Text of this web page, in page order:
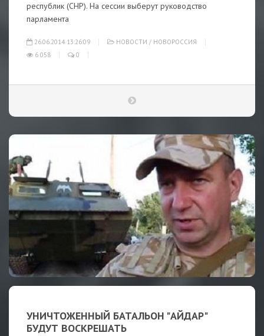
республик (СНР). На сессии выберут руководство
парламента
26.06.2014 13:26:09 НОВОСТИ / НОВОРОССИЯ
6 058
0
УНИЧТОЖЕННЫЙ БАТАЛЬОН "АЙДАР"
БУДУТ ВОСКРЕШАТЬ